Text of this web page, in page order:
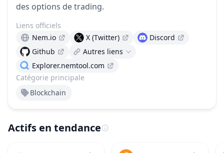
des options de trading.
Catégorie principale
Blockchain
Liens officiels
Nem.io
X (Twitter)
Discord
Github
Autres liens
Explorer.nemtool.com
Actifs en tendance